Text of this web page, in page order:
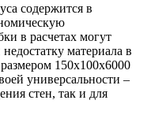
содержится в
в расчетах могут
материала в
150х100х6000
универсальности –
стен, так и для